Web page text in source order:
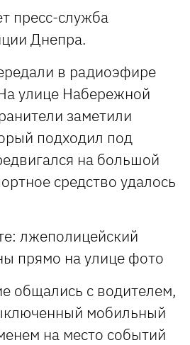
пресс-служба
Днепра.
в радиоэфире
улице Набережной
заметили
подходил под
на большой
средство удалось
общались с водителем,
мобильный
на место событий